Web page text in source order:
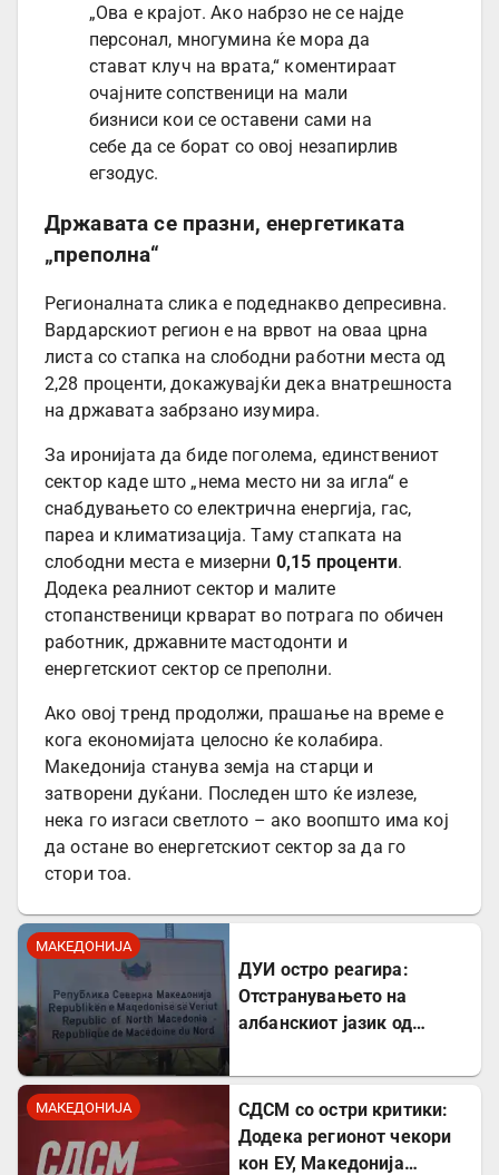
„Ова е крајот. Ако набрзо не се најде
персонал, многумина ќе мора да
стават клуч на врата,“ коментираат
очајните сопственици на мали
бизниси кои се оставени сами на
себе да се борат со овој незапирлив
егзодус.
Државата се празни, енергетиката
„преполна“
Регионалната слика е подеднакво депресивна.
Вардарскиот регион е на врвот на оваа црна
листа со стапка на слободни работни места од
2,28 проценти, докажувајќи дека внатрешноста
на државата забрзано изумира.
За иронијата да биде поголема, единствениот
сектор каде што „нема место ни за игла“ е
снабдувањето со електрична енергија, гас,
пареа и климатизација. Таму стапката на
слободни места е мизерни 0,15 проценти.
Додека реалниот сектор и малите
стопанственици крварат во потрага по обичен
работник, државните мастодонти и
енергетскиот сектор се преполни.
Ако овој тренд продолжи, прашање на време е
кога економијата целосно ќе колабира.
Македонија станува земја на старци и
затворени дуќани. Последен што ќе излезе,
нека го изгаси светлото – ако воопшто има кој
да остане во енергетскиот сектор за да го
стори тоа.
МАКЕДОНИЈА
ДУИ остро реагира:
Отстранувањето на
албанскиот јазик од
тешка провокација
МАКЕДОНИЈА
СДСМ со остри критики:
Додека регионот чекори
кон ЕУ, Македонија